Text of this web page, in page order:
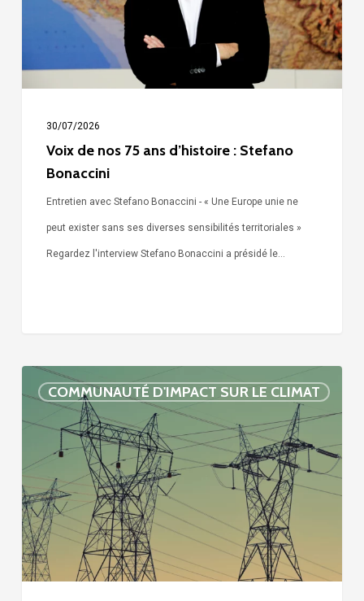
d’histoire
Stefano
30/07/2026
Voix de nos 75 ans d’histoire : Stefano
Bonaccini
Entretien avec Stefano Bonaccini - « Une Europe unie ne
peut exister sans ses diverses sensibilités territoriales »
Regardez l'interview Stefano Bonaccini a présidé le…
COMMUNAUTÉ D'IMPACT SUR LE CLIMAT
Réaction
plan
d’action
européen
pour
l’électrification